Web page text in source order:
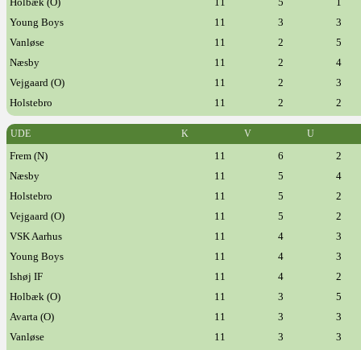
Young Boys
11 3
3
Vanløse
11 2
5
Næsby
11 2
4
Vejgaard (O)
11 2
3
Holstebro
11 2 2
UDE K V U
Frem (N) 11 6
2
Næsby
11 5
4
Holstebro
11 5
2
Vejgaard (O)
11 5
2
VSK Aarhus
11 4
3
Young Boys
11 4
3
Ishøj IF
11 4
2
Holbæk (O)
11 3
5
Avarta (O)
11 3
3
Vanløse
11 3
3